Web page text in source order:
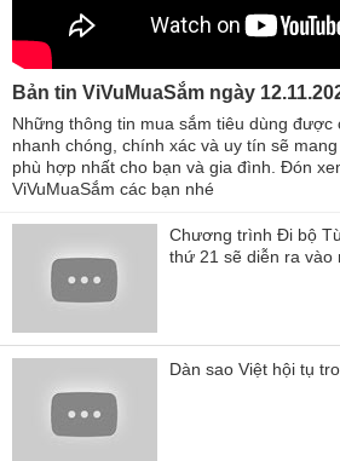
Bản tin ViVuMuaSắm ngày
Những thông tin mua sắm tiêu dùng được
nhanh chóng, chính xác và uy tín sẽ
phù hợp nhất cho bạn và gia đình. Đón
ViVuMuaSắm các bạn nhé
Chương trình Đi bộ
thứ 21 sẽ diễn ra vào
Dàn sao Việt hội tụ